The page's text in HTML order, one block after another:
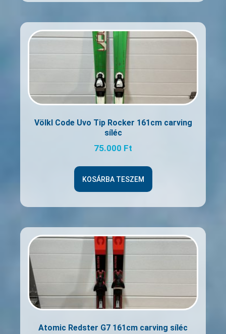
Völkl Code Uvo Tip Rocker 161cm carving
síléc
75.000 Ft
KOSÁRBA TESZEM
Atomic Redster G7 161cm carving síléc